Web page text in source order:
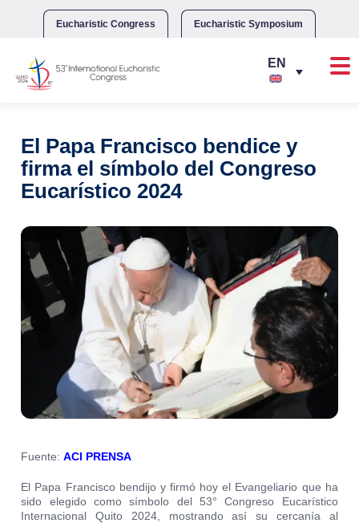
Eucharistic Congress Eucharistic Symposium
El Papa Francisco bendice y
firma el símbolo del Congreso
Eucarístico 2024
Fuente: ACI PRENSA
El Papa Francisco bendijo y firmó hoy el Evangeliario que ha
sido elegido como símbolo del 53° Congreso Eucarístico
Internacional Quito 2024, mostrando así su cercanía al